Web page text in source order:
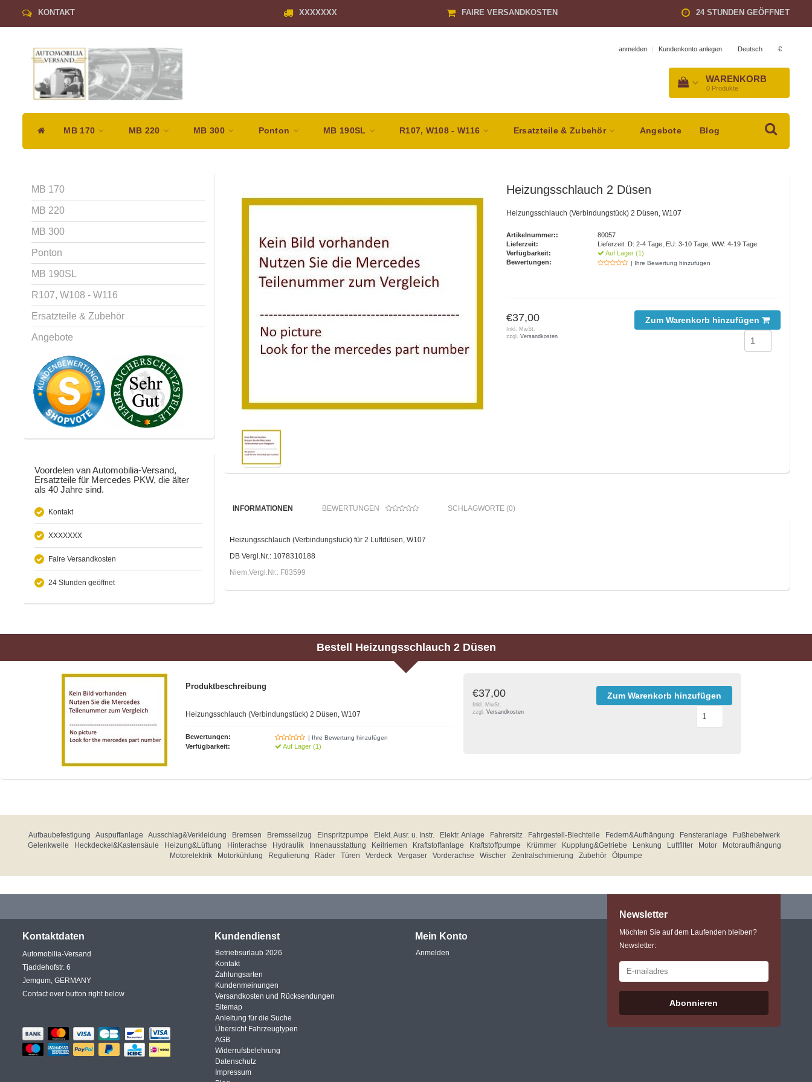
KONTAKT XXXXXXX FAIRE VERSANDKOSTEN 24 STUNDEN GEÖFFNET
anmelden | Kundenkonto anlegen Deutsch €
WARENKORB
0 Produkte
MB 170 MB 220 MB 300 Ponton MB 190SL R107, W108 - W116 Ersatzteile & Zubehör Angebote Blog
MB 170
MB 220
MB 300
Ponton
MB 190SL
R107, W108 - W116
Ersatzteile & Zubehör
Angebote
Voordelen van Automobilia-Versand,
Ersatzteile für Mercedes PKW, die älter
als 40 Jahre sind.
Kontakt
XXXXXXX
Faire Versandkosten
24 Stunden geöffnet
Heizungsschlauch 2 Düsen
Heizungsschlauch (Verbindungstück) 2 Düsen, W107
Artikelnummer::
80057
Lieferzeit:
Lieferzeit: D: 2-4 Tage, EU: 3-10 Tage, WW: 4-19 Tage
Verfügbarkeit:
Auf Lager (1)
Bewertungen:
| Ihre Bewertung hinzufügen
€37,00
Inkl. MwSt.
zzgl.Versandkosten
Zum Warenkorb hinzufügen
INFORMATIONEN BEWERTUNGEN SCHLAGWORTE (0)
Heizungsschlauch (Verbindungstück) für 2 Luftdüsen, W107
DB Vergl.Nr.: 1078310188
Niem.Vergl.Nr.: F83599
Bestell Heizungsschlauch 2 Düsen
Produktbeschreibung
Heizungsschlauch (Verbindungstück) 2 Düsen, W107
Bewertungen: | Ihre Bewertung hinzufügen
Verfügbarkeit: Auf Lager (1)
€37,00
Inkl. MwSt.
zzgl. Versandkosten
Zum Warenkorb hinzufügen
Aufbaubefestigung Auspuffanlage Ausschlag&Verkleidung Bremsen Bremsseilzug Einspritzpumpe Elekt. Ausr. u. Instr. Elektr. Anlage Fahrersitz Fahrgestell-Blechteile Federn&Aufhängung Fensteranlage
Fußhebelwerk
Gelenkwelle
Heckdeckel&Kastensäule Heizung&Lüftung Hinterachse Hydraulik Innenausstattung Keilriemen Kraftstoffanlage Kraftstoffpumpe Krümmer Kupplung&Getriebe Lenkung Luftfilter Motor
Motoraufhängung
Motorelektrik
Motorkühlung Regulierung Räder Türen Verdeck Vergaser Vorderachse Wischer Zentralschmierung Zubehör Ölpumpe
Kontaktdaten
Automobilia-Versand
Tjaddehofstr. 6
Jemgum, GERMANY
Contact over button right below
Kundendienst
Betriebsurlaub 2026
Kontakt
Zahlungsarten
Kundenmeinungen
Versandkosten und Rücksendungen
Sitemap
Anleitung für die Suche
Übersicht Fahrzeugtypen
AGB
Widerrufsbelehrung
Datenschutz
Impressum
Mein Konto
Anmelden
Newsletter
Möchten Sie auf dem Laufenden bleiben?
Newsletter:
Abonnieren